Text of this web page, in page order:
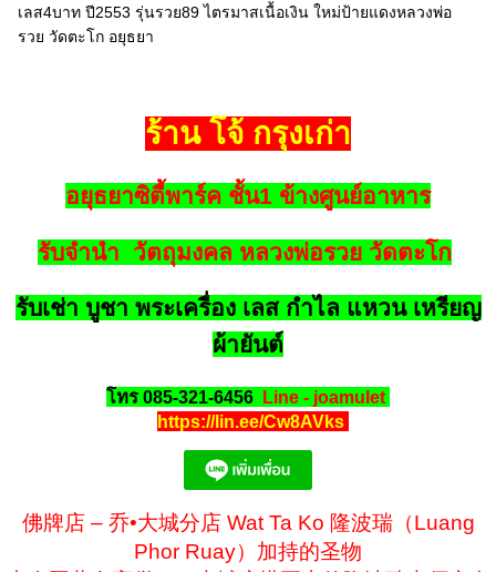
เลส4บาท ปี2553 รุ่นรวย89 ไตรมาสเนื้อเงิน ใหม่ป้ายแดงหลวงพ่อ
รวย วัดตะโก อยุธยา
ร้าน โจ้ กรุงเก่า
อยุธยาซิตี้พาร์ค ชั้น1 ข้างศูนย์อาหาร
รับจำนำ วัตถุมงคล หลวงพ่อรวย วัดตะโก
รับเช่า บูชา พระเครื่อง เลส กำไล แหวน เหรียญ
ผ้ายันต์
โทร 085-321-6456 Line - joamulet
https://lin.ee/Cw8AVks
佛牌店 – 乔•大城分店 Wat Ta Ko 隆波瑞（Luang
Phor Ruay）加持的圣物